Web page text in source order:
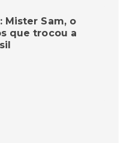
Mister Sam, o
que trocou a